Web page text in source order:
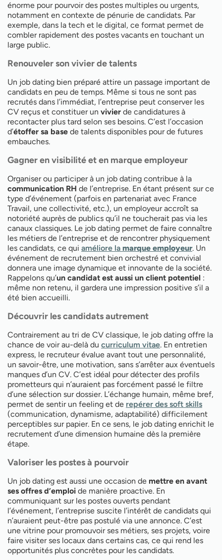
énorme pour pourvoir des postes multiples ou urgents,
notamment en contexte de pénurie de candidats. Par
exemple, dans la tech et le digital, ce format permet de
combler rapidement des postes vacants en touchant un
large public.
Renouveler son vivier de talents
Un job dating bien préparé attire un passage important de
candidats en peu de temps. Même si tous ne sont pas
recrutés dans l’immédiat, l’entreprise peut conserver les
CV reçus et constituer un vivier de candidatures à
recontacter plus tard selon ses besoins. C’est l’occasion
d’étoffer sa base de talents disponibles pour de futures
embauches.
Gagner en visibilité et en marque employeur
Organiser ou participer à un job dating contribue à la
communication RH de l’entreprise. En étant présent sur ce
type d’événement (parfois en partenariat avec France
Travail, une collectivité, etc.), un employeur accroît sa
notoriété auprès de publics qu’il ne toucherait pas via les
canaux classiques. Le job dating permet de faire connaître
les métiers de l’entreprise et de rencontrer physiquement
les candidats, ce qui améliore la marque employeur. Un
événement de recrutement bien orchestré et convivial
donnera une image dynamique et innovante de la société.
Rappelons qu’un candidat est aussi un client potentiel :
même non retenu, il gardera une impression positive s’il a
été bien accueilli.
Découvrir les candidats autrement
Contrairement au tri de CV classique, le job dating offre la
chance de voir au-delà du curriculum vitae. En entretien
express, le recruteur évalue avant tout une personnalité,
un savoir-être, une motivation, sans s’arrêter aux éventuels
manques d’un CV. C’est idéal pour détecter des profils
prometteurs qui n’auraient pas forcément passé le filtre
d’une sélection sur dossier. L’échange humain, même bref,
permet de sentir un feeling et de repérer des soft skills
(communication, dynamisme, adaptabilité) difficilement
perceptibles sur papier. En ce sens, le job dating enrichit le
recrutement d’une dimension humaine dès la première
étape.
Valoriser les postes à pourvoir
Un job dating est aussi une occasion de mettre en avant
ses offres d’emploi de manière proactive. En
communiquant sur les postes ouverts pendant
l’événement, l’entreprise suscite l’intérêt de candidats qui
n’auraient peut-être pas postulé via une annonce. C’est
une vitrine pour promouvoir ses métiers, ses projets, voire
faire visiter ses locaux dans certains cas, ce qui rend les
opportunités plus concrètes pour les candidats.